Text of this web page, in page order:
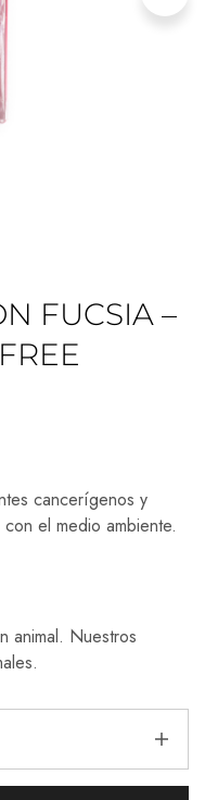
FUCSIA –
cancerígenos y
el medio ambiente.
animal. Nuestros